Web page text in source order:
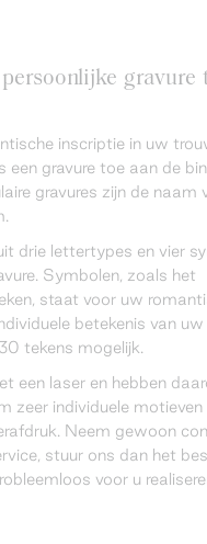
gravure
inscriptie in uw
een gravure toe aan de
gravures zijn de naam
drie lettertypes en vier
Symbolen, zoals het
staat voor uw
betekenis van
tekens mogelijk.
een laser en hebben
zeer individuele motieven
Neem gewoon
stuur ons dan het
voor u